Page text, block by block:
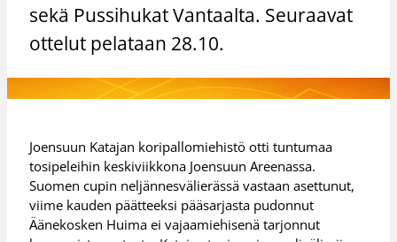
sekä Pussihukat Vantaalta. Seuraavat
ottelut pelataan 28.10.
Joensuun Katajan koripallomiehistö otti tuntumaa
tosipeleihin keskiviikkona Joensuun Areenassa.
Suomen cupin neljännesvälierässä vastaan asettunut,
viime kauden päätteeksi pääsarjasta pudonnut
Äänekosken Huima ei vajaamiehisenä tarjonnut